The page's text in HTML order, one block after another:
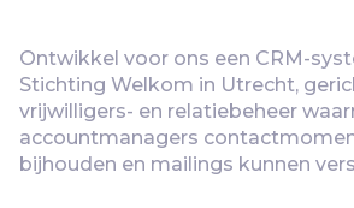
Ontwikkel voor ons een CRM-
Stichting Welkom in Utrecht,
vrijwilligers- en relatiebeheer
accountmanagers
bijhouden en mailings kunnen